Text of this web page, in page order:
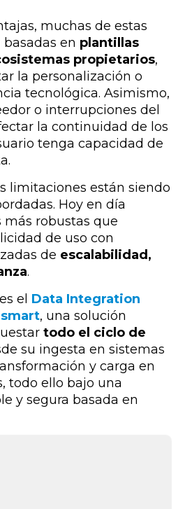
muchas de estas
en plantillas
propietarios,
la personalización o
tecnológica. Asimismo,
o interrupciones del
la continuidad de los
tenga capacidad de
limitaciones están siendo
Hoy en día
más robustas que
de uso con
de escalabilidad,
.
el Data Integration
, una solución
todo el ciclo de
su ingesta en sistemas
y carga en
todo ello bajo una
y segura basada en